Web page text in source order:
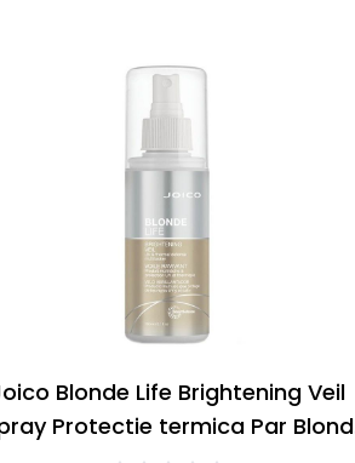
Blonde Life Brightening Veil
Protectie termica Par Blond